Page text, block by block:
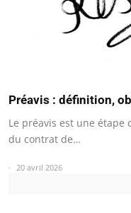
Préavis : définition,
Le préavis est une
du contrat de…
20 avril 2026